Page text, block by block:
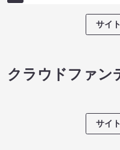
サイ
クラウドファン
サイ